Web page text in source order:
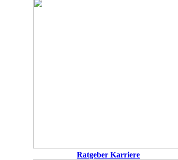
Ratgeber Karriere